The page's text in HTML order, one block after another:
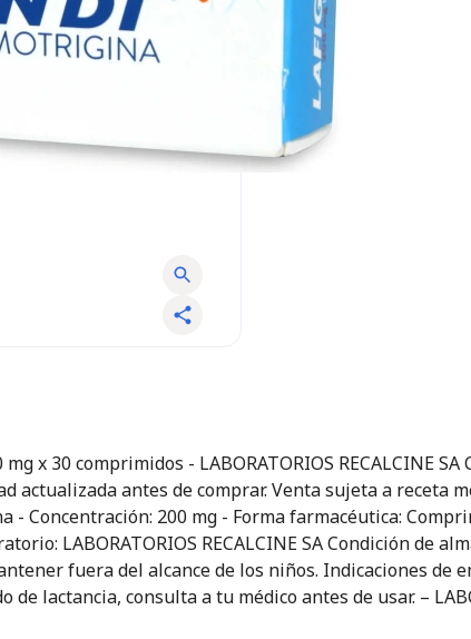
x 30 comprimidos - LABORATORIOS RECALCINE
actualizada antes de comprar. Venta sujeta a receta
- Concentración: 200 mg - Forma farmacéutica:
LABORATORIOS RECALCINE SA Condición de
fuera del alcance de los niños. Indicaciones de
lactancia, consulta a tu médico antes de usar. –